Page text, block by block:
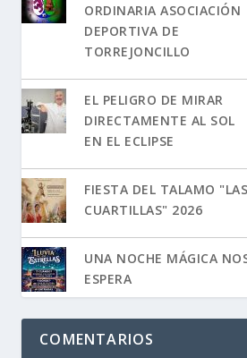
ORDINARIA ASOCIACIÓN
DEPORTIVA DE
TORREJONCILLO
EL PELIGRO DE MIRAR
DIRECTAMENTE AL SOL
EN EL ECLIPSE
FIESTA DEL TALAMO "LAS
CUARTILLAS" 2026
UNA NOCHE MÁGICA
ESPERA
COMENTARIOS